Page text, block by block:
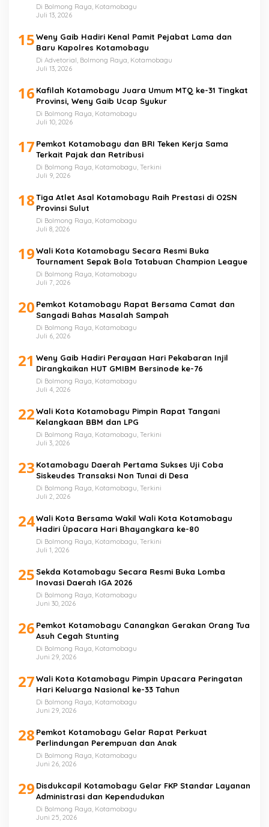
Di Bolmong Raya, Kotamobagu
Juli 13, 2026
15Weny Gaib Hadiri Kenal Pamit Pejabat Lama dan
Baru Kapolres Kotamobagu
Di Advetorial, Bolmong Raya, Kotamobagu
Juli 13, 2026
16 Kafilah Kotamobagu Juara Umum MTQ ke-31 Tingkat
Provinsi, Weny Gaib Ucap Syukur
Di Bolmong Raya, Kotamobagu
Juli 10, 2026
17 Pemkot Kotamobagu dan BRI Teken Kerja Sama
Terkait Pajak dan Retribusi
Di Bolmong Raya, Kotamobagu, Terkini
Juli 9, 2026
18Tiga Atlet Asal Kotamobagu Raih Prestasi di O2SN
Provinsi Sulut
Di Bolmong Raya, Kotamobagu
Juli 8, 2026
19Wali Kota Kotamobagu Secara Resmi Buka
Tournament Sepak Bola Totabuan Champion League
Di Bolmong Raya, Kotamobagu
Juli 7, 2026
20 Pemkot Kotamobagu Rapat Bersama Camat dan
Sangadi Bahas Masalah Sampah
Di Bolmong Raya, Kotamobagu
Juli 6, 2026
21 Weny Gaib Hadiri Perayaan Hari Pekabaran Injil
Dirangkaikan HUT GMIBM Bersinode ke-76
Di Bolmong Raya, Kotamobagu
Juli 4, 2026
22Wali Kota Kotamobagu Pimpin Rapat Tangani
Kelangkaan BBM dan LPG
Di Bolmong Raya, Kotamobagu, Terkini
Juli 3, 2026
23 Kotamobagu Daerah Pertama Sukses Uji Coba
Siskeudes Transaksi Non Tunai di Desa
Di Bolmong Raya, Kotamobagu, Terkini
Juli 2, 2026
24Wali Kota Bersama Wakil Wali Kota Kotamobagu
Hadiri Ùpacara Hari Bhayangkara ke-80
Di Bolmong Raya, Kotamobagu, Terkini
Juli 1, 2026
25 Sekda Kotamobagu Secara Resmi Buka Lomba
Inovasi Daerah IGA 2026
Di Bolmong Raya, Kotamobagu
Juni 30, 2026
26 Pemkot Kotamobagu Canangkan Gerakan Orang Tua
Asuh Cegah Stunting
Di Bolmong Raya, Kotamobagu
Juni 29, 2026
27Wali Kota Kotamobagu Pimpin Upacara Peringatan
Hari Keluarga Nasional ke-33 Tahun
Di Bolmong Raya, Kotamobagu
Juni 29, 2026
28 Pemkot Kotamobagu Gelar Rapat Perkuat
Perlindungan Perempuan dan Anak
Di Bolmong Raya, Kotamobagu
Juni 26, 2026
29 Disdukcapil Kotamobagu Gelar FKP Standar Layanan
Administrasi dan Kependudukan
Di Bolmong Raya, Kotamobagu
Juni 25, 2026